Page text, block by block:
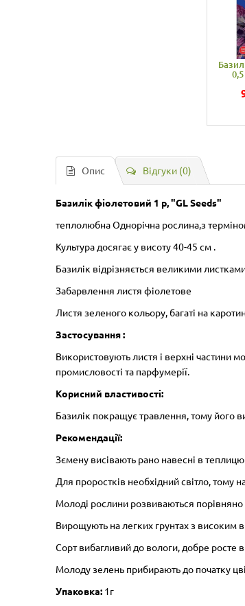
Опис Відгуки (0)
Базилік фіолетовий 1 р, "GL Seeds"
теплолюбна Однорічна рослина,з
Культура досягає у висоту 40-45 см .
Базилік відрізняється великими
Забарвлення листя фіолетове
Листя зеленого кольору, багаті на
Застосування :
Використовують листя і верхні частини
промисловості та парфумерії.
Корисний властивості:
Базилік покращує травлення, тому його
Рекомендації:
Зємену висівають рано навесні в
Для проростків необхідний світло, тому
Молоді рослини розвиваються порівняно
Вирощують на легких грунтах з високим
Сорт вибагливий до вологи, добре росте
Молоду зелень прибирають до початку
Упаковка:1г